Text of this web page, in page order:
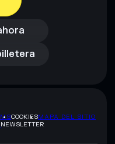
COOKIESMAPA DEL SITIO
NEWSLETTER